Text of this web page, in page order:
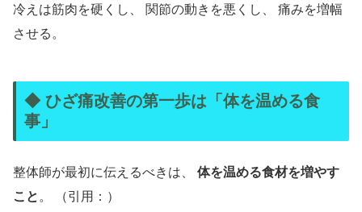
冷えは筋肉を硬くし、 関節の動きを悪くし、 痛みを増幅
させる。
◆ ひざ痛改善の第一歩は「体を温める食
事」
整体師が最初に伝えるべきは、 体を温める食材を増やす
こと 。 （引用：）